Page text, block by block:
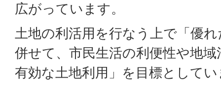
広がっています。
土地の利活用を行なう上で「優
併せて、市民生活の利便性や地
有効な土地利用」を目標として